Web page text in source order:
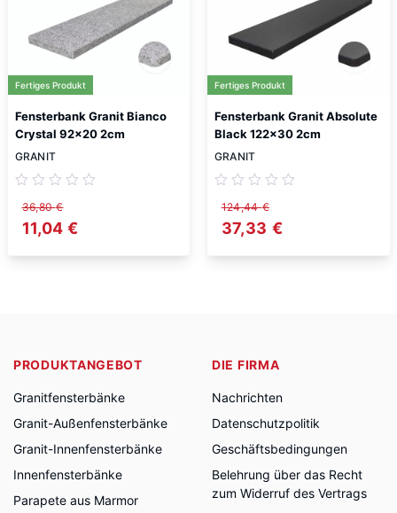
Fertiges Produkt
Fensterbank Granit Bianco
Crystal 92×20 2cm
GRANIT
36,80€
Ursprünglicher Preis war: 36,80 €
11,04 € Aktueller Preis ist: 11,04 €.
Fertiges Produkt
Fensterbank Granit Absolute
Black 122×30 2cm
GRANIT
124,44€
Ursprünglicher Preis
37,33 €Aktueller
PRODUKTANGEBOT
Granitfensterbänke
Granit-Außenfensterbänke
Granit-Innenfensterbänke
Innenfensterbänke
Parapete aus Marmor
DIE FIRMA
Nachrichten
Datenschutzpolitik
Geschäftsbedingungen
Belehrung über das Recht
zum Widerruf des Vertrags